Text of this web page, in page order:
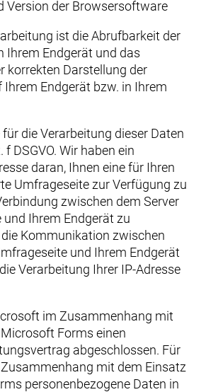
Version der Browsersoftware
ist die Abrufbarkeit der
Ihrem Endgerät und das
korrekten Darstellung der
Endgerät bzw. in Ihrem
die Verarbeitung dieser Daten
f DSGVO. Wir haben ein
daran, Ihnen eine für Ihren
Umfrageseite zur Verfügung zu
zwischen dem Server
Ihrem Endgerät zu
Kommunikation zwischen
und Ihrem Endgerät
Verarbeitung Ihrer IP-Adresse
im Zusammenhang mit
Forms einen
abgeschlossen. Für
mit dem Einsatz
personenbezogene Daten in